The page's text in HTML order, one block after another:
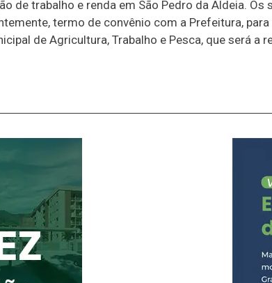
de trabalho e renda em São Pedro da Aldeia.
termo de convênio com a Prefeitura,
de Agricultura, Trabalho e Pesca, que será